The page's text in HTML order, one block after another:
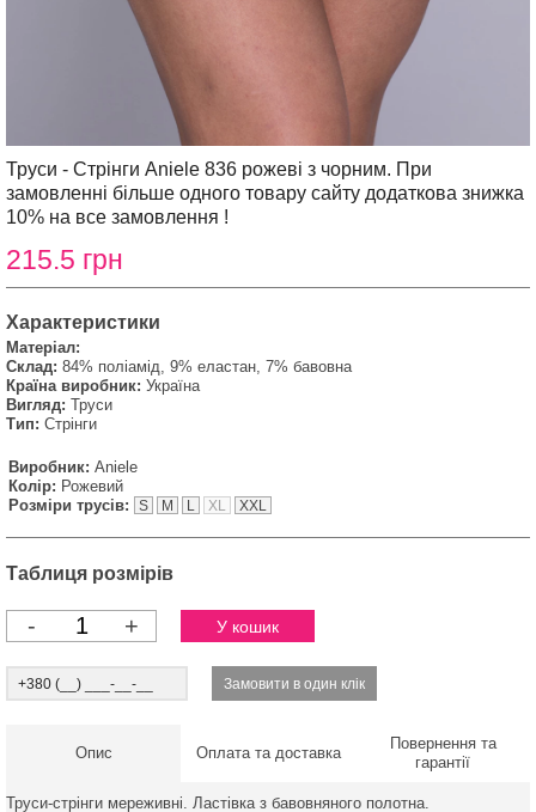
Труси - Стрінги Aniele 836 рожеві з чорним. При
замовленні більше одного товару сайту додаткова знижка
10% на все замовлення !
215.5 грн
Характеристики
Матеріал:
Склад: 84% поліамід, 9% еластан, 7% бавовна
Країна виробник: Україна
Вигляд: Труси
Тип: Стрінги
Виробник: Aniele
Колір: Рожевий
Розміри трусів:
S M L XL XXL
Таблиця розмірів
- +
Опис Оплата та доставка
Повернення та
гарантії
Труси-стрінги мереживні. Ластівка з бавовняного полотна.